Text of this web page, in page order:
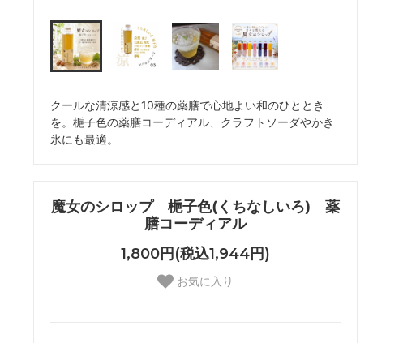
クールな清涼感と10種の薬膳で心地よい和のひととき
を。梔子色の薬膳コーディアル、クラフトソーダやかき
氷にも最適。
魔女のシロップ 梔子色(くちなしいろ) 薬
膳コーディアル
1,800円(税込1,944円)
お気に入り